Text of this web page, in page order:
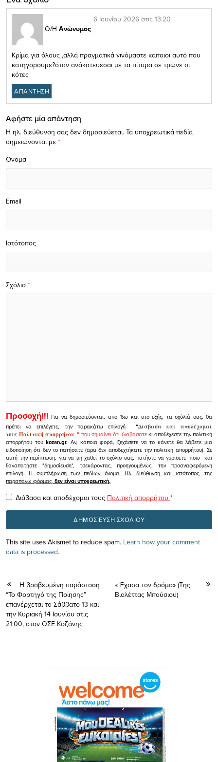
Ο/Η Ανώνυμος
6 Ιουνίου 2026 στις 13:20
Κρίμα για όλους ,αλλά πραγματικά γινόμαστε κάποιοι αυτό που
κατηγορουμε?όταν ανάκατευεσαι με τα πίτυρα σε τρώνε οι
κότες
ΑΠΑΝΤΗΣΗ
Αφήστε μία απάντηση
Η ηλ. διεύθυνση σας δεν δημοσιεύεται. Τα υποχρεωτικά πεδία
σημειώνονται με *
Σχόλιο *
Όνομα
Email
Ιστότοπος
Προσοχή!!! Για να δημοσιεύονται, από 'δω και στο εξής, τα σχόλιά σας, θα
πρέπει να επιλέγετε, την παρακάτω επιλογή
"Διάβασα και αποδέχομαι
τουςΠολιτική απορρήτου" που σημαίνει ότι διαβάσατεκι αποδέχεστε την πολιτική
απορρήτου τουkozan.gr. Αν, κάποια φορά, ξεχάσετε να το κάνετε θα λάβετε μια
ειδοποίηση ότι δεν το πατήσατε (αρα δεν αποδεχτήκατε την πολιτική απορρήτου). Σε
αυτή την περίπτωση, για να μη χαθεί το σχόλιο σας, πατήστε να γυρίσετε πίσω και
ξαναπατήστε "δημοσίευση", τσεκάροντας, προηγουμένως, την προαναφερόμενη
επιλογή.Η συμπλήρωση των πεδίων όνομα, Ηλ. διεύθυνση και ιστότοπος, της
παραπάνω φόρμας, δεν είναι υποχρεωτική.
Διάβασα και αποδέχομαι τους Πολιτική απορρήτου *
This site uses Akismet to reduce spam. Learn how your comment
data is processed.
Η βραβευμένη παράσταση
“Το Φορτηγό της Ποίησης”
επανέρχεται το Σάββατο 13 και
την Κυριακή 14 Ιουνίου στις
21:00, στον ΟΣΕ Κοζάνης
« Έχασα τον δρόμο» (Της
Βιολέττας Μπούσιου)